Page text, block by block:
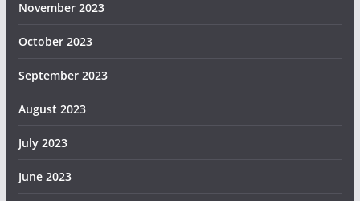
November 2023
October 2023
September 2023
August 2023
July 2023
June 2023